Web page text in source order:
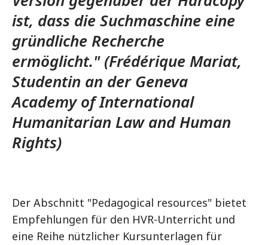
ist, dass die Suchmaschine eine
gründliche Recherche
ermöglicht." (Frédérique Mariat,
Studentin an der Geneva
Academy of International
Humanitarian Law and Human
Rights)
Der Abschnitt "Pedagogical resources" bietet
Empfehlungen für den HVR-Unterricht und
eine Reihe nützlicher Kursunterlagen für